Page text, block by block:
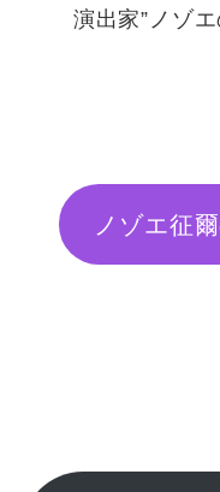
演出家”ノゾ
ノゾエ征